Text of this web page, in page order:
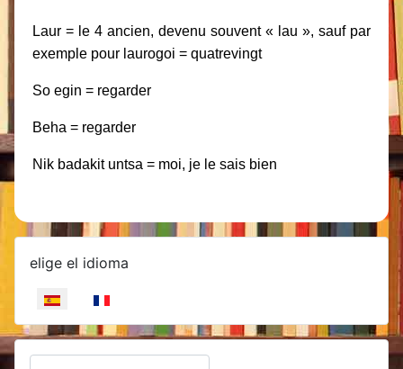
Seleccione su idioma
elige el idioma
Laur = le 4 ancien, devenu souvent « lau », sauf par
exemple pour laurogoi = quatrevingt
So egin = regarder
Beha = regarder
Nik badakit untsa = moi, je le sais bien